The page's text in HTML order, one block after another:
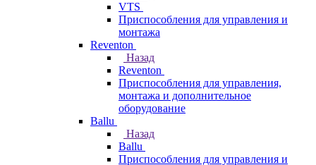
VTS
Приспособления для управления и
монтажа
Reventon
Назад
Reventon
Приспособления для управления,
монтажа и дополнительное
оборудование
Ballu
Назад
Ballu
Приспособления для управления и